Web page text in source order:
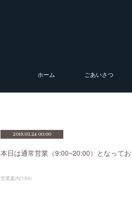
ホーム ごあいさつ
2019.03.24 00:00
本日は通常営業（9:00~20:00）となって
営業案内(154)